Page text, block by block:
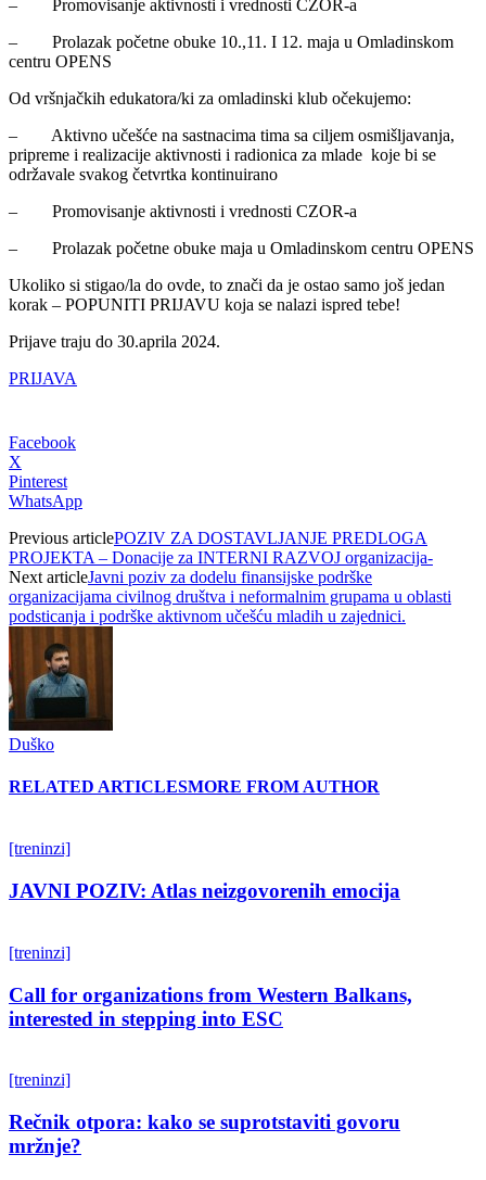
– Promovisanje aktivnosti i vrednosti CZOR-a
– Prolazak početne obuke 10.,11. I 12. maja u Omladinskom
centru OPENS
Od vršnjačkih edukatora/ki za omladinski klub očekujemo:
– Aktivno učešće na sastnacima tima sa ciljem osmišljavanja,
pripreme i realizacije aktivnosti i radionica za mlade koje bi se
održavale svakog četvrtka kontinuirano
– Promovisanje aktivnosti i vrednosti CZOR-a
– Prolazak početne obuke maja u Omladinskom centru OPENS
Ukoliko si stigao/la do ovde, to znači da je ostao samo još jedan
korak – POPUNITI PRIJAVU koja se nalazi ispred tebe!
Prijave traju do 30.aprila 2024.
PRIJAVA
Facebook
X
Pinterest
WhatsApp
Previous articlePOZIV ZA DOSTAVLJANJE PREDLOGA
PROJEКTA – Donacije za INTERNI RAZVOJ organizacija-
Next articleJavni poziv za dodelu finansijske podrške
organizacijama civilnog društva i neformalnim grupama u oblasti
podsticanja i podrške aktivnom učešću mladih u zajednici.
Duško
RELATED ARTICLESMORE FROM AUTHOR
[treninzi]
JAVNI POZIV: Atlas neizgovorenih emocija
[treninzi]
Call for organizations from Western Balkans,
interested in stepping into ESC
[treninzi]
Rečnik otpora: kako se suprotstaviti govoru
mržnje?